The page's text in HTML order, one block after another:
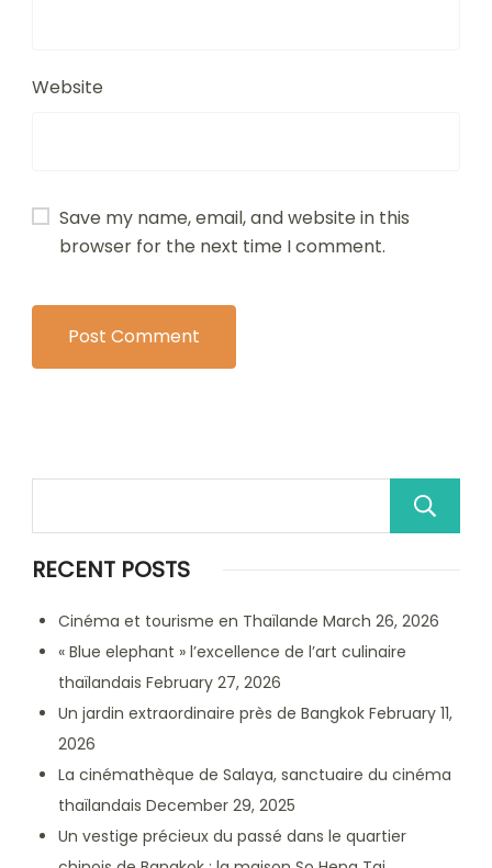
Website
Save my name, email, and website in this
browser for the next time I comment.
RECENT POSTS
Cinéma et tourisme en Thaïlande March 26, 2026
« Blue elephant » l’excellence de l’art culinaire
thaïlandais February 27, 2026
Un jardin extraordinaire près de Bangkok February 11,
2026
La cinémathèque de Salaya, sanctuaire du cinéma
thaïlandais December 29, 2025
Un vestige précieux du passé dans le quartier